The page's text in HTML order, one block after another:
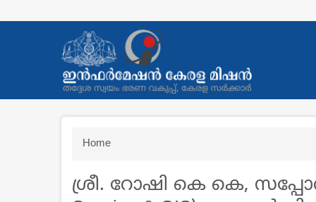
Breadcrumb
Home
ശ്രീ. റോഷി കെ കെ,